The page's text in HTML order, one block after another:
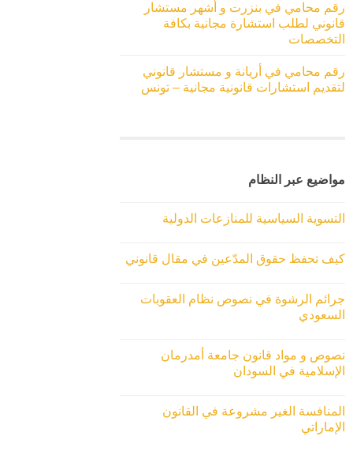
رقم محامي في بنزرت و أشهر مستشار
قانوني لطلب استشارة مجانية بكافة
التخصصات
رقم محامي في أريانة و مستشار قانوني
لتقديم استشارات قانونية مجانية – تونس
مواضيع عبر النظام
التسوية السياسية للمنازعات الدولية
كيف تحفظ حقوق المدّعين في مقال قانوني
جرائم الرشوة في نصوص نظام العقوبات
السعودي
نصوص و مواد قانون جامعة أمدرمان
الإسلامية في السودان
المنافسة الغير مشروعة في القانون
الإماراتي